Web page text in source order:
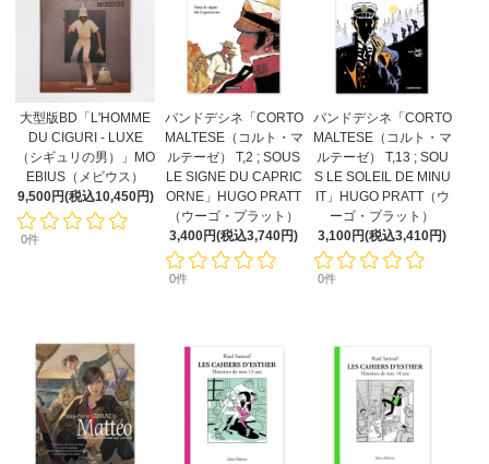
大型版BD「L'HOMME
DU CIGURI - LUXE
（シギュリの男）」MO
EBIUS（メビウス）
9,500円(税込10,450円)
0件
バンドデシネ「CORTO
MALTESE（コルト・マ
ルテーゼ） T,2 ; SOUS
LE SIGNE DU CAPRIC
ORNE」HUGO PRATT
（ウーゴ・プラット）
3,400円(税込3,740円)
0件
バンドデシネ「CORTO
MALTESE（コルト・マ
ルテーゼ） T,13 ; SOU
S LE SOLEIL DE MINU
IT」HUGO PRATT（ウ
ーゴ・プラット）
3,100円(税込3,410円)
0件